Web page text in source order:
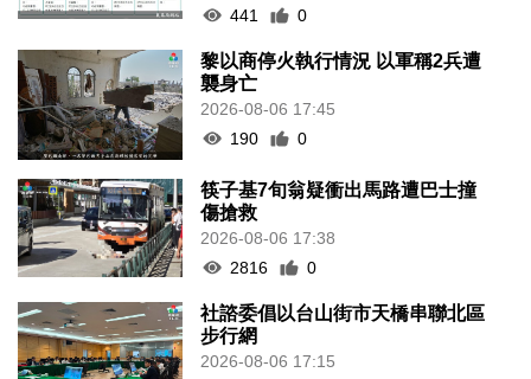
441
0
黎以商停火執行情況 以軍稱2兵遭
襲身亡
2026-08-06 17:45
190
0
筷子基7旬翁疑衝出馬路遭巴士撞
傷搶救
2026-08-06 17:38
2816
0
社諮委倡以台山街市天橋串聯北區
步行網
2026-08-06 17:15